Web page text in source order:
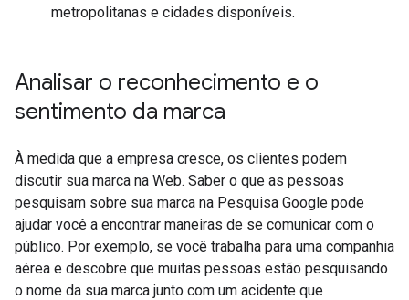
metropolitanas e cidades disponíveis.
Analisar o reconhecimento e o
sentimento da marca
À medida que a empresa cresce, os clientes podem
discutir sua marca na Web. Saber o que as pessoas
pesquisam sobre sua marca na Pesquisa Google pode
ajudar você a encontrar maneiras de se comunicar com o
público. Por exemplo, se você trabalha para uma companhia
aérea e descobre que muitas pessoas estão pesquisando
o nome da sua marca junto com um acidente que